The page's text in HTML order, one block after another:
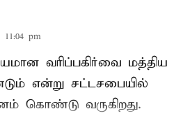
11:04 pm
வரிப்பகிர்வை மத்திய
என்று சட்டசபையில்
கொண்டு வருகிறது.